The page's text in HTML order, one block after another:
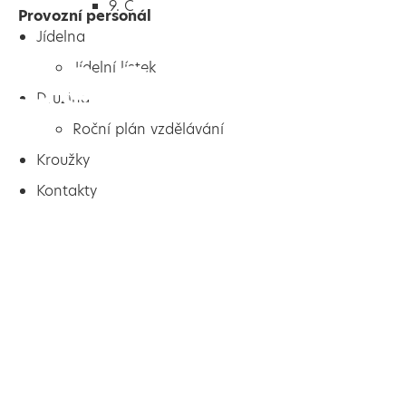
9. C
Jídelna
Jídelní lístek
Družina
Roční plán vzdělávání
Kroužky
Kontakty
Provozní personál